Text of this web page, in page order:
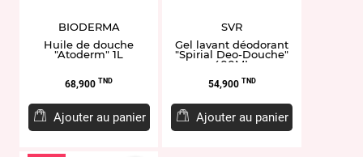
BIODERMA
Huile de douche
"Atoderm" 1L
Prix
68,900 TND
Ajouter au panier
SVR
Gel lavant déodorant
"Spirial Deo-Douche"
400ML
Prix
54,900 TND
Ajouter au panier